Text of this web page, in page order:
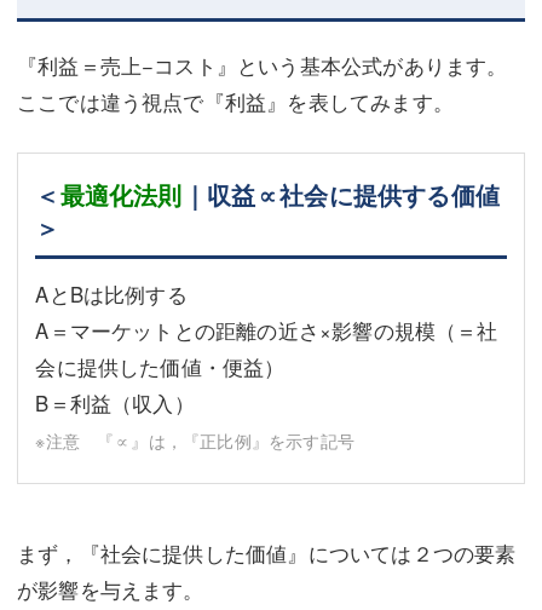
『利益＝売上−コスト』という基本公式があります。
ここでは違う視点で『利益』を表してみます。
＜最適化法則 ｜収益∝社会に提供する価値
＞
AとBは比例する
A＝マーケットとの距離の近さ×影響の規模（＝社
会に提供した価値・便益）
B＝利益（収入）
※注意 『∝』は，『正比例』を示す記号
まず，『社会に提供した価値』については２つの要素
が影響を与えます。